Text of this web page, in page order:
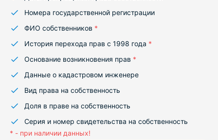
Номера государственной регистрации
ФИО собственников *
История перехода прав с 1998 года *
Основание возникновения прав *
Данные о кадастровом инженере
Вид права на собственность
Доля в праве на собственность
Серия и номер свидетельства на собственность
* - при наличии данных!